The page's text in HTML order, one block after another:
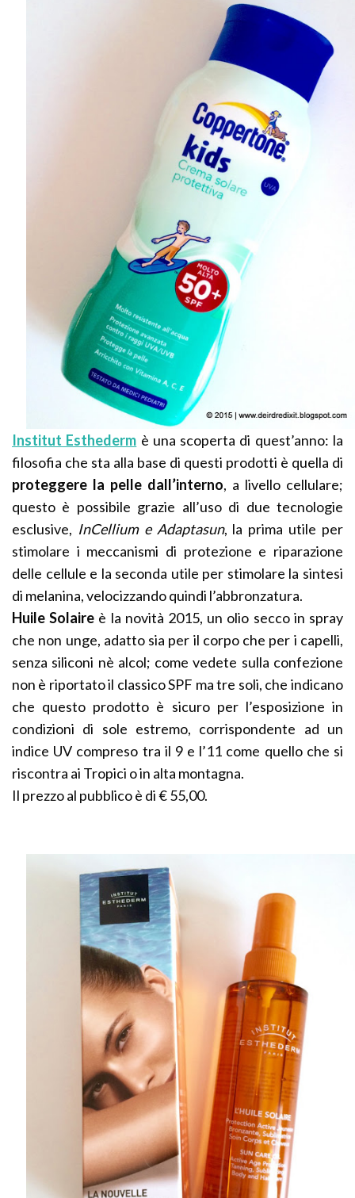
Institut Esthederm è una scoperta di quest’anno: la
filosofia che sta alla base di questi prodotti è quella di
proteggere la pelle dall’interno, a livello cellulare;
questo è possibile grazie all’uso di due tecnologie
esclusive, InCellium e Adaptasun, la prima utile per
stimolare i meccanismi di protezione e riparazione
delle cellule e la seconda utile per stimolare la sintesi
di melanina, velocizzando quindi l’abbronzatura.
Huile Solaire è la novità 2015, un olio secco in spray
che non unge, adatto sia per il corpo che per i capelli,
senza siliconi nè alcol; come vedete sulla confezione
non è riportato il classico SPF ma tre soli, che indicano
che questo prodotto è sicuro per l’esposizione in
condizioni di sole estremo, corrispondente ad un
indice UV compreso tra il 9 e l’11 come quello che si
riscontra ai Tropici o in alta montagna.
Il prezzo al pubblico è di € 55,00.